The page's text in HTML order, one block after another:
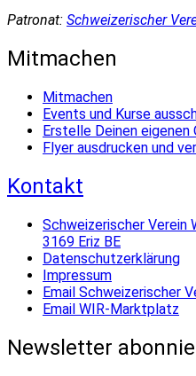
Patronat: Schweizerischer
Mitmachen
Mitmachen
Events und Kurse
Erstelle Deinen eigenen
Flyer ausdrucken und
Kontakt
Schweizerischer
3169 Eriz BE
Datenschutzerklärung
Impressum
Email Schweizerischer
Email WIR-Marktplatz
Newsletter